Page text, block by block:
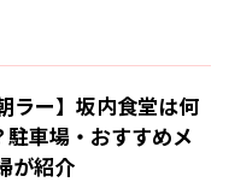
ラー】坂内食堂は何
駐車場・おすすめメ
が紹介